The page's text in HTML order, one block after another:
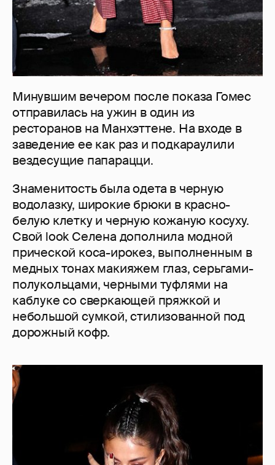
Минувшим вечером после показа Гомес
отправилась на ужин в один из
ресторанов на Манхэттене. На входе в
заведение ее как раз и подкараулили
вездесущие папарацци.
Знаменитость была одета в черную
водолазку, широкие брюки в красно-
белую клетку и черную кожаную косуху.
Свой look Селена дополнила модной
прической коса-ирокез, выполненным в
медных тонах макияжем глаз, серьгами-
полукольцами, черными туфлями на
каблуке со сверкающей пряжкой и
небольшой сумкой, стилизованной под
дорожный кофр.